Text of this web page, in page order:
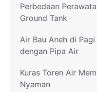
Perbedaan
Ground Tank
Air Bau Aneh di
dengan Pipa Air
Kuras Toren Air
Nyaman